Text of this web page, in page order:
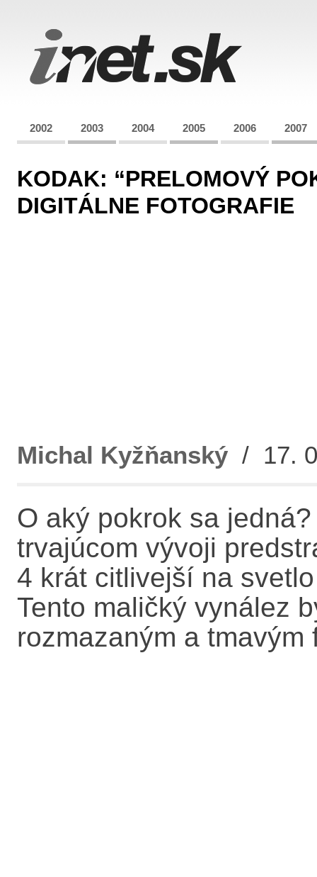
2002 2003 2004 2005 2006 2007
KODAK: “PRELOMOVÝ
DIGITÁLNE FOTOGRAFIE
Michal Kyžňanský / 17.
O aký pokrok sa
trvajúcom vývoji
4 krát citlivejší na
Tento maličký vynález
rozmazaným a tmavým